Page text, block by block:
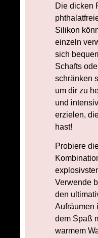
Die dicken
Silikon
einzeln
sich
Schafts
schränken
um dir zu
und
erzielen,
hast!
Probiere
Verwende
den
Aufräumen
dem Spaß
warmem